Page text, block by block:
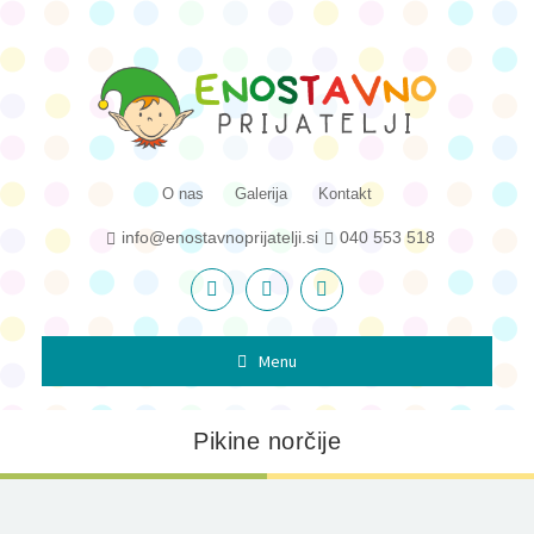
O nas Galerija Kontakt
info@enostavnoprijatelji.si 040 553 518
Menu
Pikine norčije